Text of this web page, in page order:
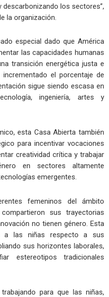
los sectores”,
la organización.
especial dado que América
las capacidades humanas
transición energética justa e
el porcentaje de
sigue siendo escasa en
ingeniería, artes y
esta Casa Abierta también
para incentivar vocaciones
creatividad crítica y trabajar
en sectores altamente
emergentes.
femeninos del ámbito
sus trayectorias
no tienen género. Esta
a las niñas respecto a sus
sus horizontes laborales,
estereotipos tradicionales
para que las niñas,